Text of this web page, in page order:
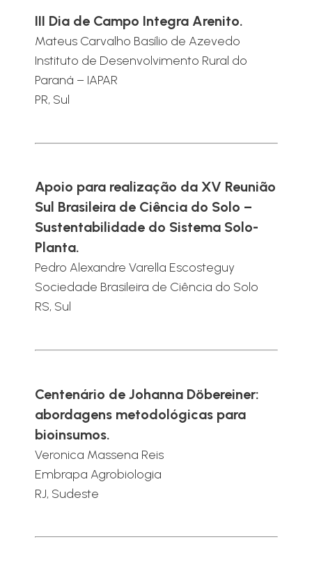
III Dia de Campo Integra Arenito.
Mateus Carvalho Basílio de Azevedo
Instituto de Desenvolvimento Rural do
Paraná – IAPAR
PR, Sul
Apoio para realização da XV Reunião
Sul Brasileira de Ciência do Solo –
Sustentabilidade do Sistema Solo-
Planta.
Pedro Alexandre Varella Escosteguy
Sociedade Brasileira de Ciência do Solo
RS, Sul
Centenário de Johanna Döbereiner:
abordagens metodológicas para
bioinsumos.
Veronica Massena Reis
Embrapa Agrobiologia
RJ, Sudeste